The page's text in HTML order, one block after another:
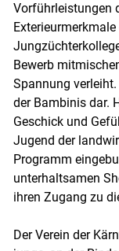
Vorführleistungen
Bewerb
Spannung
der Bambinis dar.
Geschick und
Jugend der
Programm
unterhaltsamen
ihren Zugang zu
Der Verein der